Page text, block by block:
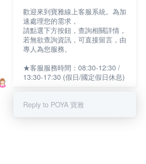
歡迎來到寶雅線上客服系統。為加
速處理您的需求，
請點選下方按鈕，查詢相關詳情，
若無欲查詢資訊，可直接留言，由
專人為您服務。
★客服服務時間：08:30-12:30 /
13:30-17:30 (假日/國定假日休息)
Reply to POYA 寶雅